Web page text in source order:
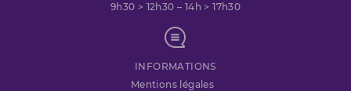
9h30 > 12h30 – 14h > 17h30
INFORMATIONS
Mentions légales